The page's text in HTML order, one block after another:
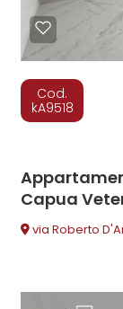
Cod.
kA9518
Capua
via Roberto